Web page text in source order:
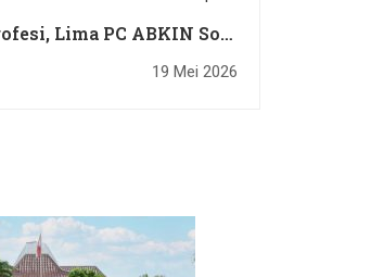
Lima PC ABKIN Solo
Dilantik di Univet Bantara
19 Mei 2026